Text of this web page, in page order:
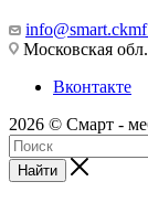
Московская
Вконтакте
2026 © Смарт -
Найти